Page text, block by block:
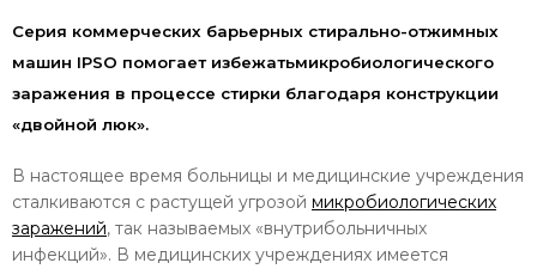
Серия коммерческих барьерных стирально-отжимных
машин IPSO помогает избежатьмикробиологического
заражения в процессе стирки благодаря конструкции
«двойной люк».
В настоящее время больницы и медицинские учреждения
сталкиваются с растущей угрозой микробиологических
заражений, так называемых «внутрибольничных
инфекций». В медицинских учреждениях имеется